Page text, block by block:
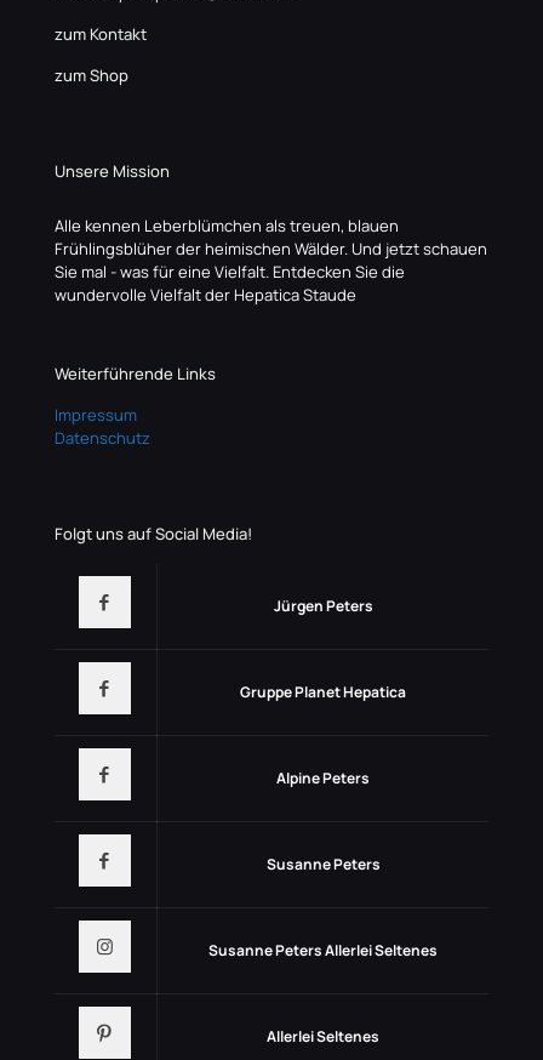
zum Kontakt
zum Shop
Unsere Mission
Alle kennen Leberblümchen als treuen, blauen
Frühlingsblüher der heimischen Wälder. Und jetzt schauen
Sie mal - was für eine Vielfalt. Entdecken Sie die
wundervolle Vielfalt der Hepatica Staude
Weiterführende Links
Impressum
Datenschutz
Folgt uns auf Social Media!
Jürgen Peters
Gruppe Planet Hepatica
Alpine Peters
Susanne Peters
Susanne Peters Allerlei Seltenes
Allerlei Seltenes